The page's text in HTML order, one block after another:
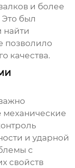
и более
был
найти
позволило
качества.
механические
и ударной
с
свойств